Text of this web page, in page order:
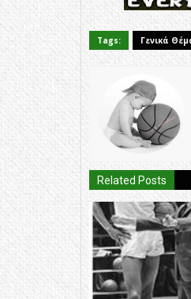
Tags: Γενικά
Related Posts